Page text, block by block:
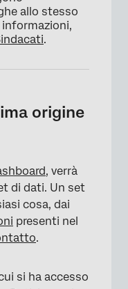
allo stesso
.
origine
, verrà
di dati. Un set
cosa, dai
presenti nel
.
si ha accesso